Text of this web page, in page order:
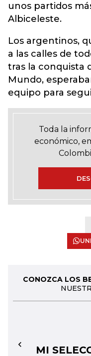
unos partidos
Albiceleste.
Los argentinos,
a las calles de
tras la conquista
Mundo,
equipo para
Toda la
económico,
CONOZCA LOS
MI
←